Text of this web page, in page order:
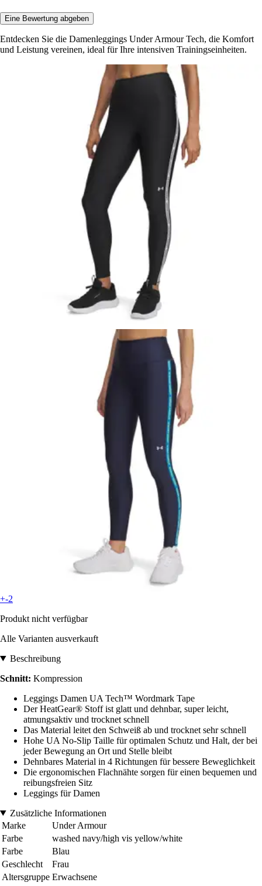
Eine Bewertung abgeben
Entdecken Sie die Damenleggings Under Armour Tech, die Komfort
und Leistung vereinen, ideal für Ihre intensiven Trainingseinheiten.
+-2
Produkt nicht verfügbar
Alle Varianten ausverkauft
Beschreibung
Schnitt: Kompression
Leggings Damen UA Tech™ Wordmark Tape
Der HeatGear® Stoff ist glatt und dehnbar, super leicht,
atmungsaktiv und trocknet schnell
Das Material leitet den Schweiß ab und trocknet sehr schnell
Hohe UA No-Slip Taille für optimalen Schutz und Halt, der bei
jeder Bewegung an Ort und Stelle bleibt
Dehnbares Material in 4 Richtungen für bessere Beweglichkeit
Die ergonomischen Flachnähte sorgen für einen bequemen und
reibungsfreien Sitz
Leggings für Damen
Zusätzliche Informationen
Marke
Under Armour
Farbe
washed navy/high vis yellow/white
Farbe
Blau
Geschlecht
Frau
Altersgruppe Erwachsene